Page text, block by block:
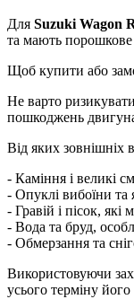
Для Suzuki Wagon
та мають порошкове
Щоб купити або
Не варто
пошкоджень
Від яких зовнішніх
- Каміння і великі
- Опуклі вибоїни та
- Гравій і пісок,
- Вода та бруд,
- Обмерзання та
Використовуючи
усього терміну його